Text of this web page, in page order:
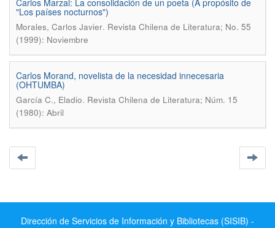
Carlos Marzal: La consolidación de un poeta (A propósito de
"Los países nocturnos")
Morales, Carlos Javier. Revista Chilena de Literatura; No. 55
(1999): Noviembre
Carlos Morand, novelista de la necesidad innecesaria
(OHTUMBA)
García C., Eladio. Revista Chilena de Literatura; Núm. 15
(1980): Abril
Dirección de Servicios de Información y Bibliotecas (SISIB) -